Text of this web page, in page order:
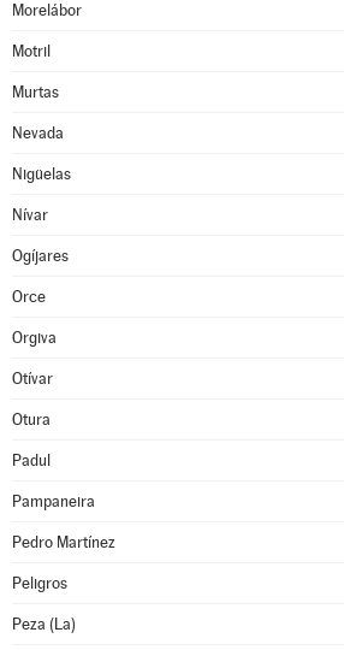
Morelábor
Motril
Murtas
Nevada
Nigüelas
Nívar
Ogíjares
Orce
Orgiva
Otívar
Otura
Padul
Pampaneira
Pedro Martínez
Peligros
Peza (La)